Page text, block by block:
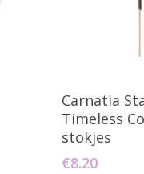
Carnatia
Timeless
stokjes
€8.20